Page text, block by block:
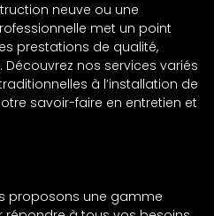
neuve ou une
met un point
prestations de qualité,
nos services variés
à l’installation de
savoir-faire en entretien et
proposons une gamme